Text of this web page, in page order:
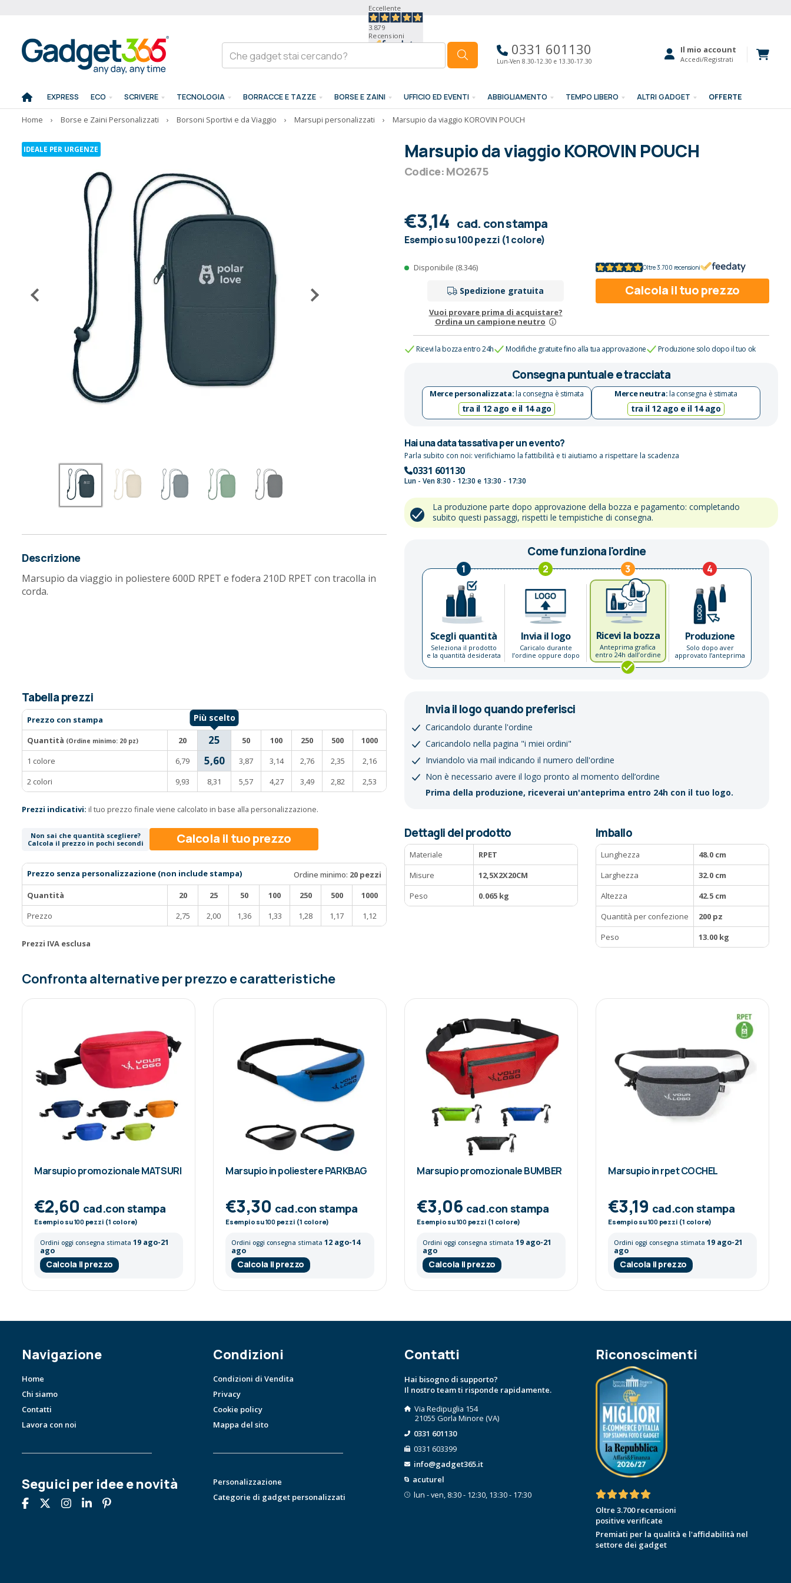
Eccellente
3.879
Recensioni
0331 601130
Lun-Ven 8.30-12.30 e 13.30-17.30
Il mio account
Accedi/Registrati
EXPRESS ECO SCRIVERE TECNOLOGIA BORRACCE E TAZZE BORSE E ZAINI UFFICIO ED EVENTI ABBIGLIAMENTO TEMPO LIBERO ALTRI GADGET OFFERTE
Home › Borse e Zaini Personalizzati › Borsoni Sportivi e da Viaggio › Marsupi personalizzati › Marsupio da viaggio KOROVIN POUCH
IDEALE PER URGENZE
Descrizione
Marsupio da viaggio in poliestere 600D RPET e fodera 210D RPET con tracolla in
corda.
Marsupio da viaggio KOROVIN POUCH
Codice: MO2675
€3,14 cad. con stampa
Esempio su 100 pezzi (1 colore)
Disponibile (8.346)
Spedizione gratuita
Vuoi provare prima di acquistare?
Ordina un campione neutro
Oltre 3.700 recensioni
Calcola il tuo prezzo
Ricevi la bozza entro 24h Modifiche gratuite fino alla tua approvazione Produzione solo dopo il tuo ok
Consegna puntuale e tracciata
Merce personalizzata:la consegna è stimata
tra il 12 ago e il 14 ago
Merce neutra:la consegna è stimata
tra il 12 ago e il 14 ago
Hai una data tassativa per un evento?
Parla subito con noi: verifichiamo la fattibilità e ti aiutiamo a rispettare la scadenza
0331 601130
Lun - Ven 8:30 - 12:30 e 13:30 - 17:30
La produzione parte dopo approvazione della bozza e pagamento: completando
subito questi passaggi, rispetti le tempistiche di consegna.
Come funziona l'ordine
1
Scegli quantità
Seleziona il prodotto
e la quantità desiderata
2
Invia il logo
Caricalo durante
l’ordine oppure dopo
3
Ricevi la bozza
Anteprima grafica
entro 24h dall’ordine
4
Produzione
Solo dopo aver
approvato l’anteprima
Tabella prezzi
Prezzo con stampa
Quantità (Ordine minimo: 20 pz) 20 25 50 100 250 500
1000
1 colore
6,79 5,60 3,87 3,14 2,76 2,35
2,16
2 colori
9,93 8,31 5,57 4,27 3,49 2,82 2,53
Prezzi indicativi: il tuo prezzo finale viene calcolato in base alla personalizzazione.
Non sai che quantità scegliere?
Calcola il prezzo in pochi secondi
Calcola il tuo prezzo
Prezzo senza personalizzazione (non include stampa) Ordine minimo: 20 pezzi
Quantità
20 25 50 100 250 500
1000
Prezzo
2,75 2,00 1,36 1,33 1,28 1,17 1,12
Prezzi IVA esclusa
Invia il logo quando preferisci
Caricandolo durante l'ordine
Caricandolo nella pagina "i miei ordini"
Inviandolo via mail indicando il numero dell'ordine
Non è necessario avere il logo pronto al momento dell’ordine
Prima della produzione, riceverai un'anteprima entro 24h con il tuo logo.
Dettagli del prodotto
Materiale
RPET
Misure
12,5X2X20CM
Peso
0.065 kg
Imballo
Lunghezza
48.0 cm
Larghezza
32.0 cm
Altezza
42.5 cm
Quantità per confezione
200 pz
Peso
13.00 kg
Confronta alternative per prezzo e caratteristiche
Marsupio promozionale MATSURI
€2,60 cad.con stampa
Esempio su100pezzi (1 colore)
Ordini oggi consegna stimata 19 ago-21
ago
Calcola il prezzo
Marsupio in poliestere PARKBAG
€3,30 cad.con stampa
Esempio su100pezzi (1 colore)
Ordini oggi consegna stimata 12 ago-14
ago
Calcola il prezzo
Marsupio promozionale BUMBER
€3,06 cad.con stampa
Esempio su100pezzi (1 colore)
Ordini oggi consegna stimata 19 ago-21
ago
Calcola il prezzo
Marsupio in rpet COCHEL
€3,19 cad.con stampa
Esempio su100pezzi (1 colore)
Ordini oggi consegna stimata 19 ago-21
ago
Calcola il prezzo
Navigazione
Home
Chi siamo
Contatti
Lavora con noi
Seguici per idee e novità
Condizioni
Condizioni di Vendita
Privacy
Cookie policy
Mappa del sito
Personalizzazione
Categorie di gadget personalizzati
Contatti
Hai bisogno di supporto?
Il nostro team ti risponde rapidamente.
Via Redipuglia 154
21055 Gorla Minore (VA)
0331 601130
0331 603399
info@gadget365.it
acuturel
lun - ven, 8:30 - 12:30, 13:30 - 17:30
Riconoscimenti
Oltre 3.700 recensioni
positive verificate
Premiati per la qualità e l'affidabilità nel
settore dei gadget